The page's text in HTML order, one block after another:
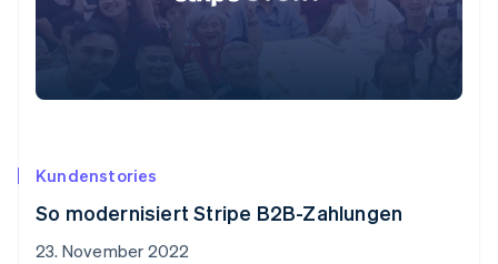
Kundenstories
So modernisiert Stripe B2B-Zahlungen
23. November 2022